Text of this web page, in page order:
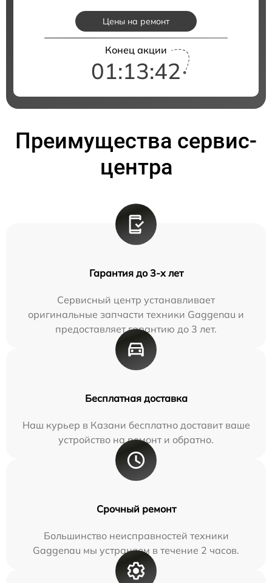
Цены на ремонт
Конец акции
01:13:41
Преимущества сервис-
центра
Гарантия до 3-х лет
Сервисный центр устанавливает
оригинальные запчасти техники Gaggenau и
предоставляет гарантию до 3 лет.
Бесплатная доставка
Наш курьер в Казани бесплатно доставит ваше
устройство на ремонт и обратно.
Срочный ремонт
Большинство неисправностей техники
Gaggenau мы устраняем в течение 2 часов.